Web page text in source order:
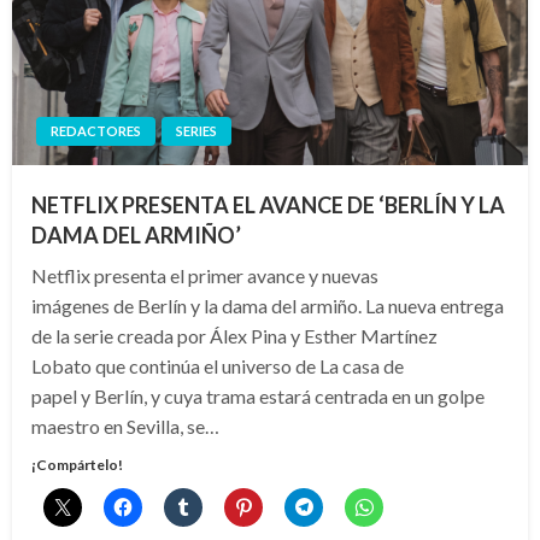
REDACTORES SERIES
NETFLIX PRESENTA EL AVANCE DE ‘BERLÍN Y LA
DAMA DEL ARMIÑO’
Netflix presenta el primer avance y nuevas
imágenes de Berlín y la dama del armiño. La nueva entrega
de la serie creada por Álex Pina y Esther Martínez
Lobato que continúa el universo de La casa de
papel y Berlín, y cuya trama estará centrada en un golpe
maestro en Sevilla, se…
¡Compártelo!